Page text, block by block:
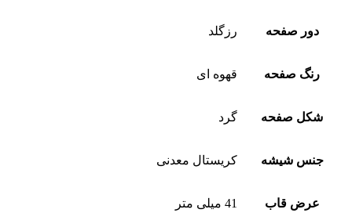
دور صفحه رزگلد
رنگ صفحه قهوه ای
شکل صفحه گرد
جنس شیشه کریستال معدنی
عرض قاب 41 میلی متر